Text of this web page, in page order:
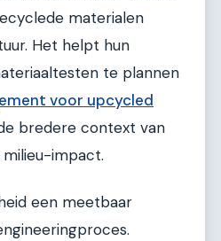
materialen
Het helpt hun
te plannen
voor upcycled
bredere context van
impact.
een meetbaar